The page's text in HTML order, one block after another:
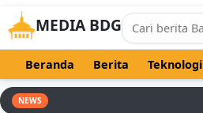
MEDIA BDG
Beranda Berita Teknologi
NEWS